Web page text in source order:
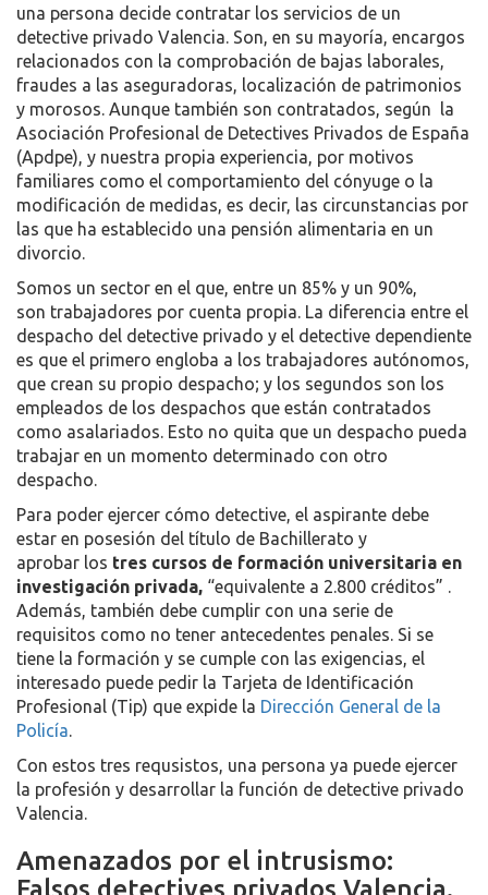
una persona decide contratar los servicios de un
detective privado Valencia. Son, en su mayoría, encargos
relacionados con la comprobación de bajas laborales,
fraudes a las aseguradoras, localización de patrimonios
y morosos. Aunque también son contratados, según la
Asociación Profesional de Detectives Privados de España
(Apdpe), y nuestra propia experiencia, por motivos
familiares como el comportamiento del cónyuge o la
modificación de medidas, es decir, las circunstancias por
las que ha establecido una pensión alimentaria en un
divorcio.
Somos un sector en el que, entre un 85% y un 90%,
son trabajadores por cuenta propia. La diferencia entre el
despacho del detective privado y el detective dependiente
es que el primero engloba a los trabajadores autónomos,
que crean su propio despacho; y los segundos son los
empleados de los despachos que están contratados
como asalariados. Esto no quita que un despacho pueda
trabajar en un momento determinado con otro
despacho.
Para poder ejercer cómo detective, el aspirante debe
estar en posesión del título de Bachillerato y
aprobar los tres cursos de formación universitaria en
investigación privada, “equivalente a 2.800 créditos” .
Además, también debe cumplir con una serie de
requisitos como no tener antecedentes penales. Si se
tiene la formación y se cumple con las exigencias, el
interesado puede pedir la Tarjeta de Identificación
Profesional (Tip) que expide la Dirección General de la
Policía.
Con estos tres requsistos, una persona ya puede ejercer
la profesión y desarrollar la función de detective privado
Valencia.
Amenazados por el intrusismo:
Falsos detectives privados Valencia.